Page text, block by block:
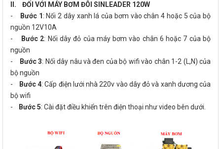
II. ĐỐI VỚI MÁY BƠM ĐÔI SINLEADER 120W
-
Bước 1 : Nối 2 dây xanh lá của bơm vào chân 4 hoặc 5 của bộ
nguồn 12V10A
-
Bước 2: Nối dây đỏ của máy bơm vào chân 6 hoặc 7 của bộ
nguồn
-
Bước 3: Nối dây nâu và đen của bộ wifi vào chân 1-2 (L,N) của
bộ nguồn
-
Bước 4: Cấp điện lưới nhà 220v vào dây đỏ và xanh dương của
bộ wifi
-
Bước 5: Cài đặt điều khiển trên điện thoại như video bên dưới.